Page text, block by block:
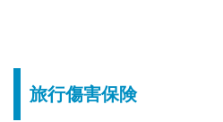
旅行傷害保険